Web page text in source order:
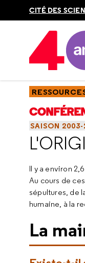
CITÉ DES
Accueil
SAISON
Il y a environ
Au cours de
sépultures, de
humaine, à la
La